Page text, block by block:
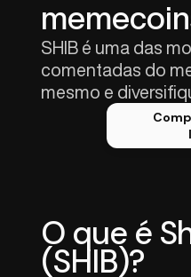
SHIB é uma das
comentadas do
mesmo e
O que é
(SHIB)?